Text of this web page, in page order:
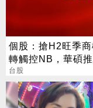
個股：搶H2旺季
轉觸控NB，華碩
台股